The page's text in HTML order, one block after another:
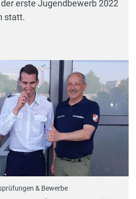
erste Jugendbewerb 2022
statt.
& Bewerbe